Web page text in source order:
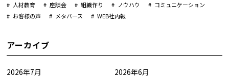
人材教育
座談会 組織作り ノウハウ
コミュニケーション
お客様の声
メタバース WEB社内報
アーカイブ
2026年7月
2026年6月